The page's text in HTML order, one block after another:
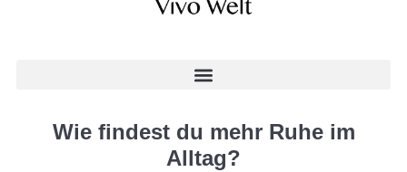
Wie findest du mehr Ruhe im
Alltag?